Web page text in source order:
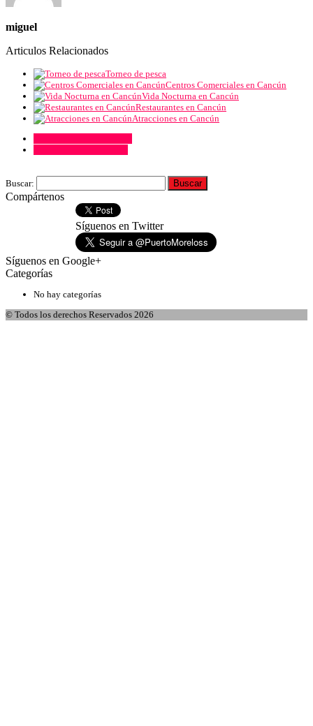
miguel
Articulos Relacionados
Torneo de pesca
Centros Comerciales en Cancún
Vida Nocturna en Cancún
Restaurantes en Cancún
Atracciones en Cancún
Buscar:
Compártenos
Síguenos en Twitter
Síguenos en Google+
Categorías
No hay categorías
© Todos los derechos Reservados 2026